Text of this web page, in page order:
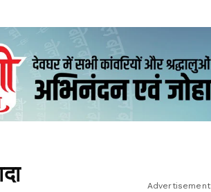
Advertisement